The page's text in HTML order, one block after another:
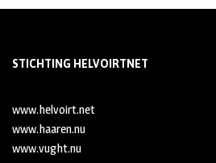
STICHTING HELVOIRTNET
www.helvoirt.net
www.haaren.nu
www.vught.nu